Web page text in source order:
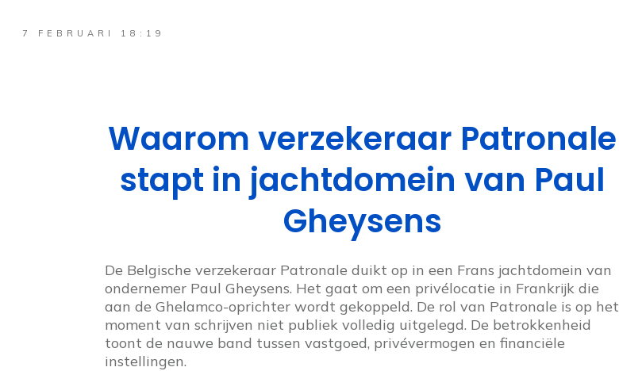
7 FEBRUARI 18:19
Waarom verzekeraar Patronale
stapt in jachtdomein van Paul
Gheysens
De Belgische verzekeraar Patronale duikt op in een Frans jachtdomein van
ondernemer Paul Gheysens. Het gaat om een privélocatie in Frankrijk die
aan de Ghelamco-oprichter wordt gekoppeld. De rol van Patronale is op het
moment van schrijven niet publiek volledig uitgelegd. De betrokkenheid
toont de nauwe band tussen vastgoed, privévermogen en financiële
instellingen.